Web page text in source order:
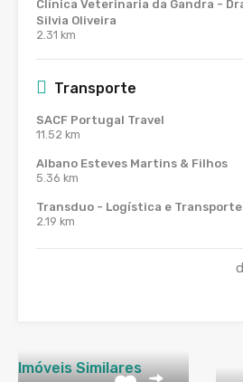
Clínica Veterinaria da Gandra -
Silvia Oliveira
2.31 km
Transporte
SACF Portugal Travel
11.52 km
Albano Esteves Martins & Filhos
5.36 km
Transduo - Logística e
2.19 km
Imóveis Similares